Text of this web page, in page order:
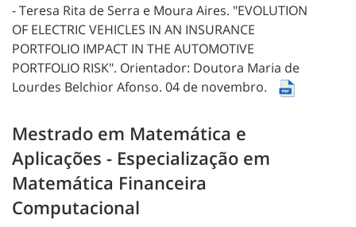
- Teresa Rita de Serra e Moura Aires. "EVOLUTION
OF ELECTRIC VEHICLES IN AN INSURANCE
PORTFOLIO IMPACT IN THE AUTOMOTIVE
PORTFOLIO RISK". Orientador: Doutora Maria de
Lourdes Belchior Afonso. 04 de novembro.
Mestrado em Matemática e
Aplicações - Especialização em
Matemática Financeira
Computacional